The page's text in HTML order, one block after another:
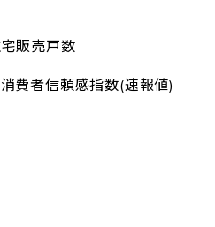
販売戸数
者信頼感指数(速報値)